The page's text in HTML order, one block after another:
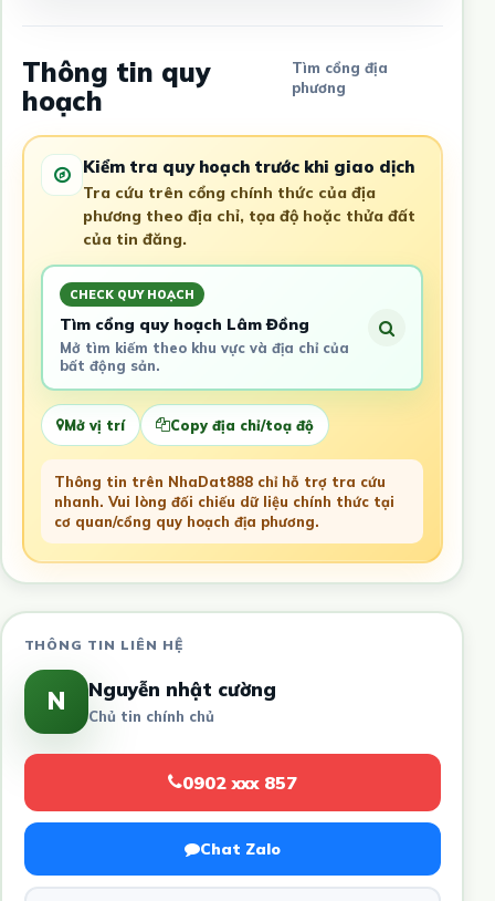
Thông tin quy
hoạch
Tìm cổng địa
phương
Kiểm tra quy hoạch trước khi giao dịch
Tra cứu trên cổng chính thức của địa
phương theo địa chỉ, tọa độ hoặc thửa đất
của tin đăng.
CHECK QUY HOẠCH
Tìm cổng quy hoạch Lâm Đồng
Mở tìm kiếm theo khu vực và địa chỉ của
bất động sản.
Mở vị trí Copy địa chỉ/toạ độ
Thông tin trên NhaDat888 chỉ hỗ trợ tra cứu
nhanh. Vui lòng đối chiếu dữ liệu chính thức tại
cơ quan/cổng quy hoạch địa phương.
THÔNG TIN LIÊN HỆ
N Nguyễn nhật cường
Chủ tin chính chủ
0902 xxx 857
Chat Zalo